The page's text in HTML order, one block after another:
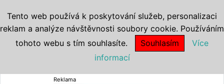
Reklama
Tento web používá k poskytování služeb, personalizaci
reklam a analýze návštěvnosti soubory cookie. Používáním
tohoto webu s tím souhlasíte.
Souhlasím
Více
informací